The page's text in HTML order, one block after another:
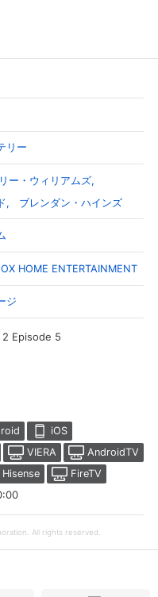
人連絡先、パスワード 、クレ
情報の変更が可能です。
更が可能です。
リー
ー・ウィリアムズ
ブレンダン・ハインズ
HOME ENTERTAINMENT
ジ
Episode 5
iOS
VIERA
AndroidTV
Hisense
FireTV
All rights reserved.